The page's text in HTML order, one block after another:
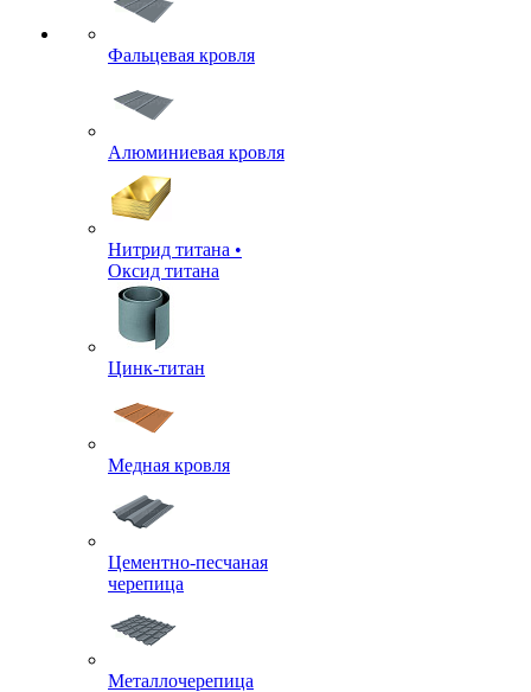
Фальцевая кровля
Алюминиевая кровля
Нитрид титана •
Оксид титана
Цинк-титан
Медная кровля
Цементно-песчаная
черепица
Металлочерепица